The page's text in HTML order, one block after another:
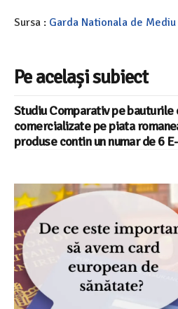
Sursa : Garda Nationala de Mediu
Pe același subiect
Studiu Comparativ pe bauturile
comercializate pe piata
produse contin un numar de 6